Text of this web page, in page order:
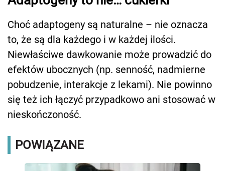
Choć adaptogeny są naturalne – nie oznacza
to, że są dla każdego i w każdej ilości.
Niewłaściwe dawkowanie może prowadzić do
efektów ubocznych (np. senność, nadmierne
pobudzenie, interakcje z lekami). Nie powinno
się też ich łączyć przypadkowo ani stosować w
nieskończoność.
POWIĄZANE